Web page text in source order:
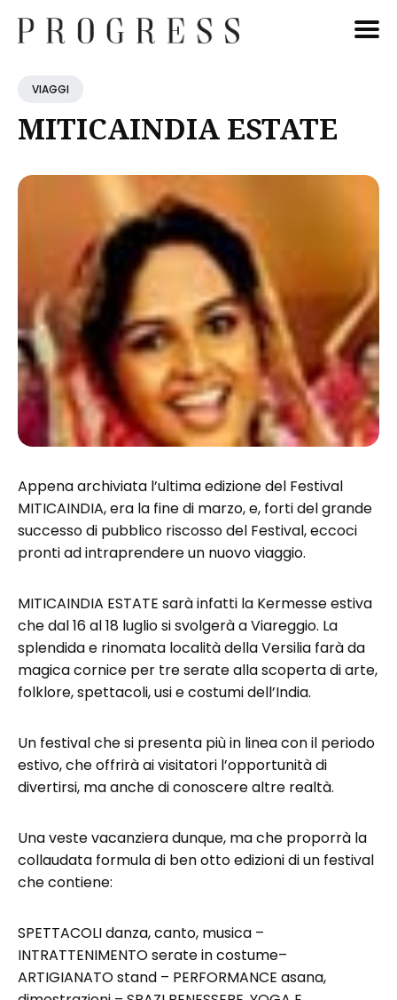
Cerca
VIAGGI
MITICAINDIA ESTATE
Appena archiviata l’ultima edizione del Festival
MITICAINDIA, era la fine di marzo, e, forti del grande
successo di pubblico riscosso del Festival, eccoci
pronti ad intraprendere un nuovo viaggio.
MITICAINDIA ESTATE sarà infatti la Kermesse estiva
che dal 16 al 18 luglio si svolgerà a Viareggio. La
splendida e rinomata località della Versilia farà da
magica cornice per tre serate alla scoperta di arte,
folklore, spettacoli, usi e costumi dell’India.
Un festival che si presenta più in linea con il periodo
estivo, che offrirà ai visitatori l’opportunità di
divertirsi, ma anche di conoscere altre realtà.
Una veste vacanziera dunque, ma che proporrà la
collaudata formula di ben otto edizioni di un festival
che contiene:
SPETTACOLI danza, canto, musica –
INTRATTENIMENTO serate in costume–
ARTIGIANATO stand – PERFORMANCE asana,